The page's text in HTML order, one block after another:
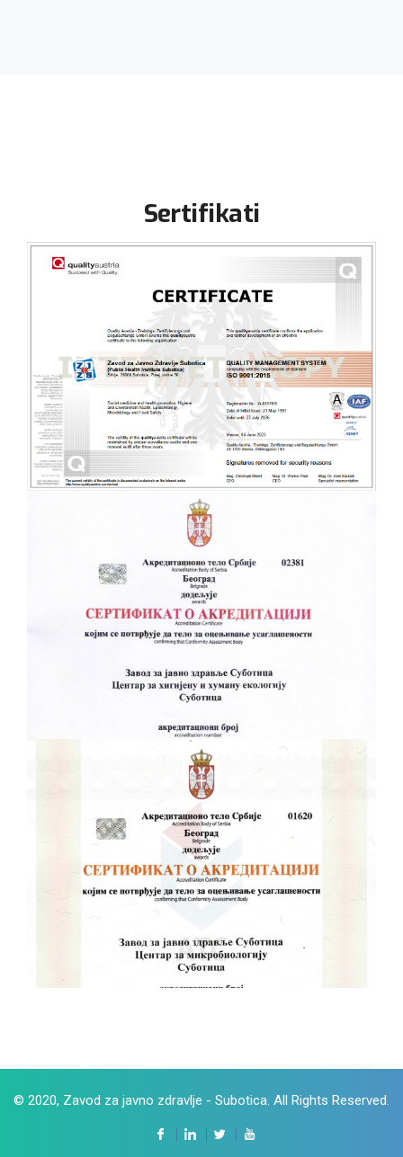
Sertifikati
© 2020, Zavod za javno zdravlje - Subotica. All Rights Reserved.